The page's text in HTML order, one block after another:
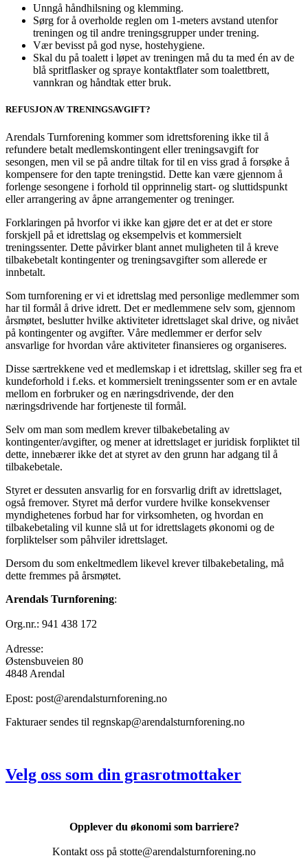
Unngå håndhilsning og klemming.
Sørg for å overholde reglen om 1-meters avstand utenfor
treningen og til andre treningsgrupper under trening.
Vær bevisst på god nyse, hostehygiene.
Skal du på toalett i løpet av treningen må du ta med én av de
blå spritflasker og spraye kontaktflater som toalettbrett,
vannkran og håndtak etter bruk.
REFUSJON AV TRENINGSAVGIFT?
Arendals Turnforening kommer som idrettsforening ikke til å
refundere betalt medlemskontingent eller treningsavgift for
sesongen, men vil se på andre tiltak for til en viss grad å forsøke å
kompensere for den tapte treningstid. Dette kan være gjennom å
forlenge sesongene i forhold til opprinnelig start- og sluttidspunkt
eller arrangering av åpne arrangementer og treninger.
Forklaringen på hvorfor vi ikke kan gjøre det er at det er store
forskjell på et idrettslag og eksempelvis et kommersielt
treningssenter. Dette påvirker blant annet muligheten til å kreve
tilbakebetalt kontingenter og treningsavgifter som allerede er
innbetalt.
Som turnforening er vi et idrettslag med personlige medlemmer som
har til formål å drive idrett. Det er medlemmene selv som, gjennom
årsmøtet, beslutter hvilke aktiviteter idrettslaget skal drive, og nivået
på kontingenter og avgifter. Våre medlemmer er derfor selv
ansvarlige for hvordan våre aktiviteter finansieres og organiseres.
Disse særtrekkene ved et medlemskap i et idrettslag, skiller seg fra et
kundeforhold i f.eks. et kommersielt treningssenter som er en avtale
mellom en forbruker og en næringsdrivende, der den
næringsdrivende har fortjeneste til formål.
Selv om man som medlem krever tilbakebetaling av
kontingenter/avgifter, og mener at idrettslaget er juridisk forpliktet til
dette, innebærer ikke det at styret av den grunn har adgang til å
tilbakebetale.
Styret er dessuten ansvarlig for en forsvarlig drift av idrettslaget,
også fremover. Styret må derfor vurdere hvilke konsekvenser
myndighetenes forbud har for virksomheten, og hvordan en
tilbakebetaling vil kunne slå ut for idrettslagets økonomi og de
forpliktelser som påhviler idrettslaget.
Dersom du som enkeltmedlem likevel krever tilbakebetaling, må
dette fremmes på årsmøtet.
Arendals Turnforening:
Org.nr.: 941 438 172
Adresse:
Østensbuveien 80
4848 Arendal
Epost: post@arendalsturnforening.no
Fakturaer sendes til regnskap@arendalsturnforening.no
Velg oss som din grasrotmottaker
Opplever du økonomi som barriere?
Kontakt oss på stotte@arendalsturnforening.no